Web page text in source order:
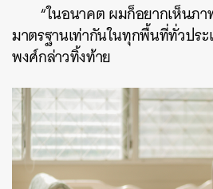
“ในอนาคต ผมก็อยากเห็นภา
มาตรฐานเท่ากันในทุกพื้นที่ทั่วปร
พงศ์กล่าวทิ้งท้าย